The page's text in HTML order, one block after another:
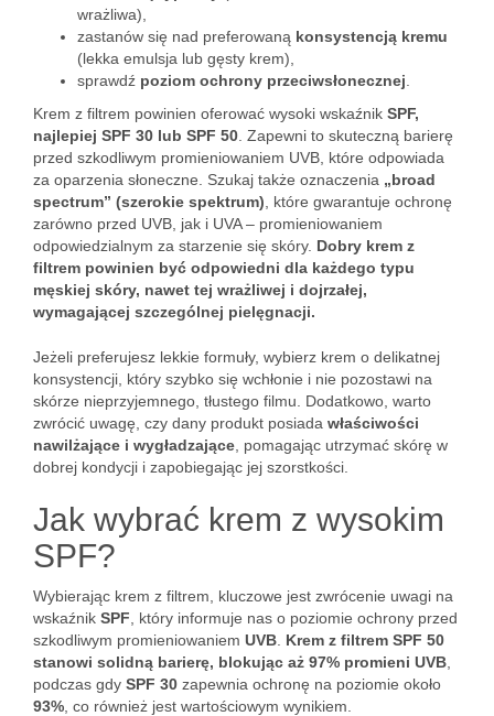
wrażliwa),
zastanów się nad preferowaną konsystencją kremu
(lekka emulsja lub gęsty krem),
sprawdź poziom ochrony przeciwsłonecznej
Krem z filtrem powinien oferować wysoki wskaźnik SPF,
najlepiej SPF 30 lub SPF 50 . Zapewni to skuteczną barierę
przed szkodliwym promieniowaniem UVB, które odpowiada
za oparzenia słoneczne. Szukaj także oznaczenia „broad
spectrum” (szerokie spektrum) , które gwarantuje ochronę
zarówno przed UVB, jak i UVA – promieniowaniem
odpowiedzialnym za starzenie się skóry. Dobry krem z
filtrem powinien być odpowiedni dla każdego typu
męskiej skóry, nawet tej wrażliwej i dojrzałej,
wymagającej szczególnej pielęgnacji.
Jeżeli preferujesz lekkie formuły, wybierz krem o delikatnej
konsystencji, który szybko się wchłonie i nie pozostawi na
skórze nieprzyjemnego, tłustego filmu. Dodatkowo, warto
zwrócić uwagę, czy dany produkt posiada właściwości
nawilżające i wygładzające , pomagając utrzymać skórę w
dobrej kondycji i zapobiegając jej szorstkości.
Jak wybrać krem z wysokim
SPF?
Wybierając krem z filtrem, kluczowe jest zwrócenie uwagi na
wskaźnik SPF , który informuje nas o poziomie ochrony przed
szkodliwym promieniowaniem UVB Krem z filtrem SPF 50
stanowi solidną barierę, blokując aż 97% promieni UVB
podczas gdy SPF 30 zapewnia ochronę na poziomie około
93% , co również jest wartościowym wynikiem.